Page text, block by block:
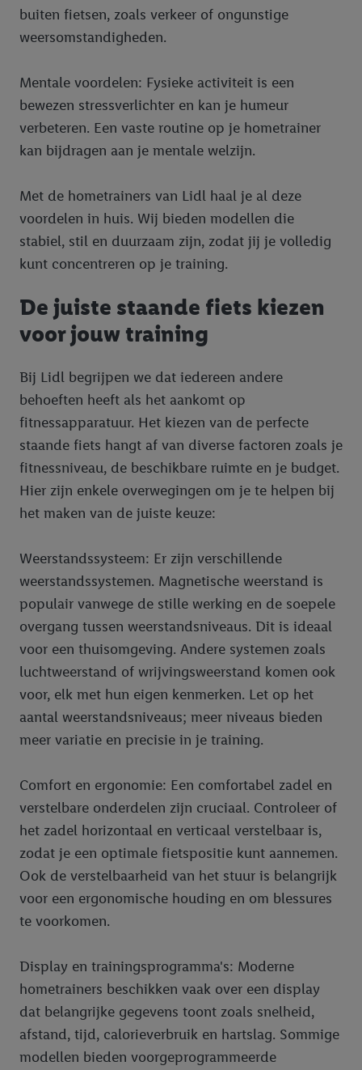
buiten fietsen, zoals verkeer of ongunstige
weersomstandigheden.
Mentale voordelen: Fysieke activiteit is een
bewezen stressverlichter en kan je humeur
verbeteren. Een vaste routine op je hometrainer
kan bijdragen aan je mentale welzijn.
Met de hometrainers van Lidl haal je al deze
voordelen in huis. Wij bieden modellen die
stabiel, stil en duurzaam zijn, zodat jij je volledig
kunt concentreren op je training.
De juiste staande fiets kiezen
voor jouw training
Bij Lidl begrijpen we dat iedereen andere
behoeften heeft als het aankomt op
fitnessapparatuur. Het kiezen van de perfecte
staande fiets hangt af van diverse factoren zoals je
fitnessniveau, de beschikbare ruimte en je budget.
Hier zijn enkele overwegingen om je te helpen bij
het maken van de juiste keuze:
Weerstandssysteem: Er zijn verschillende
weerstandssystemen. Magnetische weerstand is
populair vanwege de stille werking en de soepele
overgang tussen weerstandsniveaus. Dit is ideaal
voor een thuisomgeving. Andere systemen zoals
luchtweerstand of wrijvingsweerstand komen ook
voor, elk met hun eigen kenmerken. Let op het
aantal weerstandsniveaus; meer niveaus bieden
meer variatie en precisie in je training.
Comfort en ergonomie: Een comfortabel zadel en
verstelbare onderdelen zijn cruciaal. Controleer of
het zadel horizontaal en verticaal verstelbaar is,
zodat je een optimale fietspositie kunt aannemen.
Ook de verstelbaarheid van het stuur is belangrijk
voor een ergonomische houding en om blessures
te voorkomen.
Display en trainingsprogramma's: Moderne
hometrainers beschikken vaak over een display
dat belangrijke gegevens toont zoals snelheid,
afstand, tijd, calorieverbruik en hartslag. Sommige
modellen bieden voorgeprogrammeerde